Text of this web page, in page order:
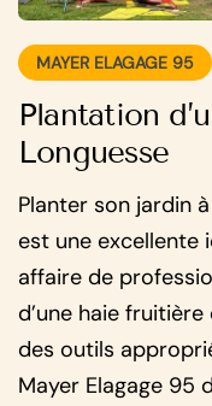
MAYER ELAGAGE 95
Plantation
Longuesse
Planter son jardin
est une excellente
affaire de
d’une haie
des outils
Mayer Elagage 95